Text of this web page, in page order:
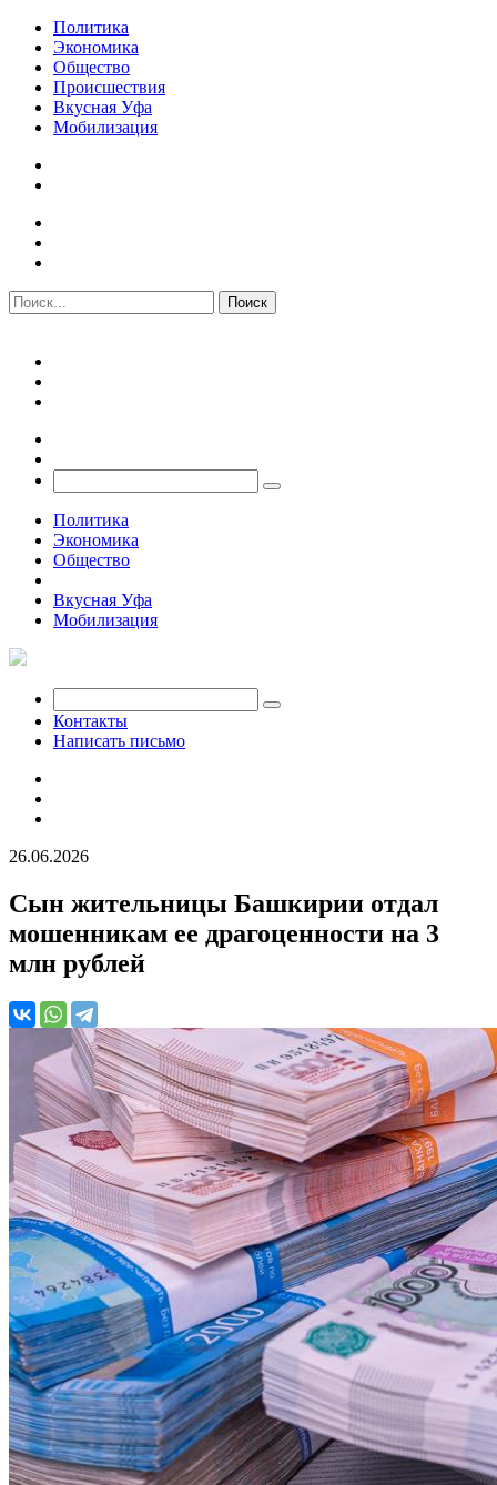
Политика
Экономика
Общество
Происшествия
Вкусная Уфа
Мобилизация
Политика
Экономика
Общество
Вкусная Уфа
Мобилизация
Контакты
Написать письмо
26.06.2026
Сын жительницы Башкирии отдал
мошенникам ее драгоценности на 3
млн рублей